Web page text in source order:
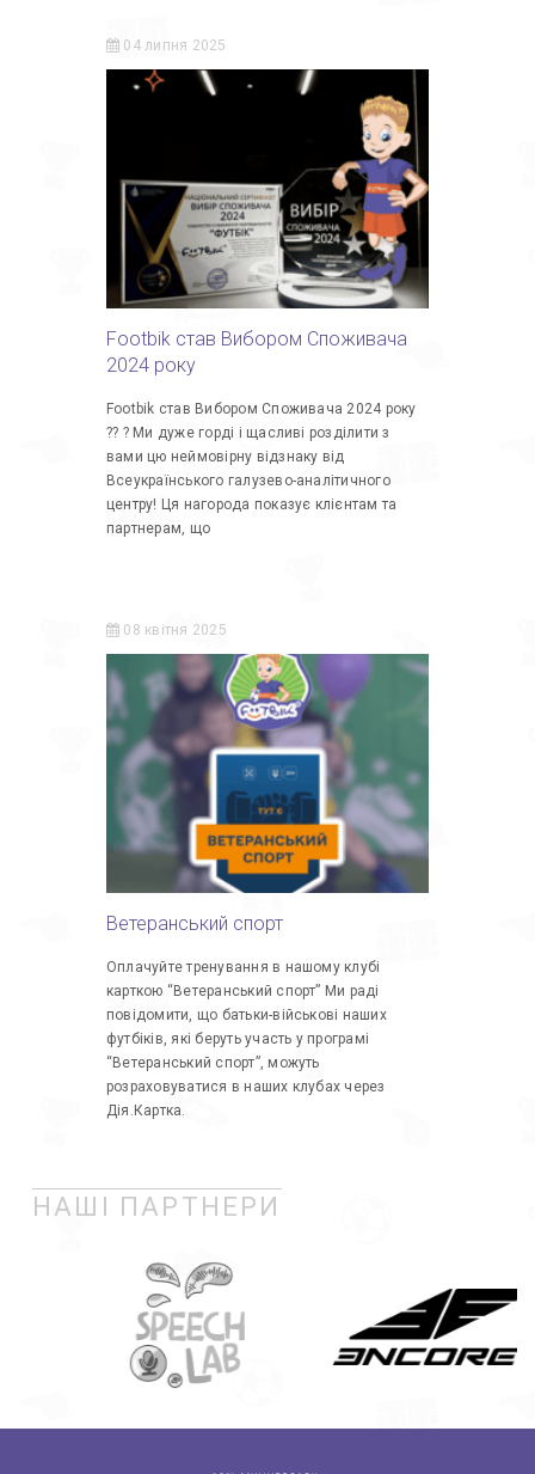
04 липня 2025
Footbik став Вибором Споживача
2024 року
Footbik став Вибором Споживача 2024 року
?? ? Ми дуже горді і щасливі розділити з
вами цю неймовірну відзнаку від
Всеукраїнського галузево-аналітичного
центру! Ця нагорода показує клієнтам та
партнерам, що
08 квітня 2025
Ветеранський спорт
Оплачуйте тренування в нашому клубі
карткою “Ветеранський спорт” Ми раді
повідомити, що батьки-військові наших
футбіків, які беруть участь у програмі
“Ветеранський спорт”, можуть
розраховуватися в наших клубах через
Дія.Картка.
НАШІ ПАРТНЕРИ